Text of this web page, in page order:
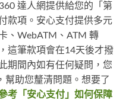
達人網提供給您的「第
款項。安心支付提供多元
、WebATM、ATM 轉
這筆款項會在14天後才撥
期間內如有任何疑問，您
幫助您釐清問題。想要了
考「安心支付」如何保障